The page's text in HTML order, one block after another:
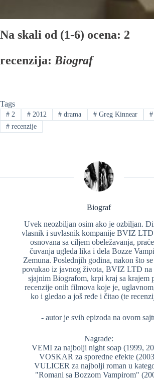
Na skali od (1-6) ocena: 2
recenzija: Biograf
Tags
#2 #2012 # drama # Greg Kinnear #
#recenzije
Biograf
Uvek neozbiljan osim ako je ozbiljan.
vlasnik i suvlasnik kompanije BVIZ
osnovana sa ciljem obeležavanja,
čuvanja ugleda lika i dela Bozze
Zemuna. Poslednjih godina, nakon što
povukao iz javnog života, BVIZ LTD na
sjajnim Biografom, krpi kraj sa krajem
recenzije onih filmova koje je,
ko i gledao a još ređe i čitao (te
- autor je svih epizoda na ovom
Nagrade:
VEMI za najbolji night soap (1999,
VOSKAR za sporedne efekte
VULICER za najbolji roman u
"Romani sa Bozzom Vampirom"